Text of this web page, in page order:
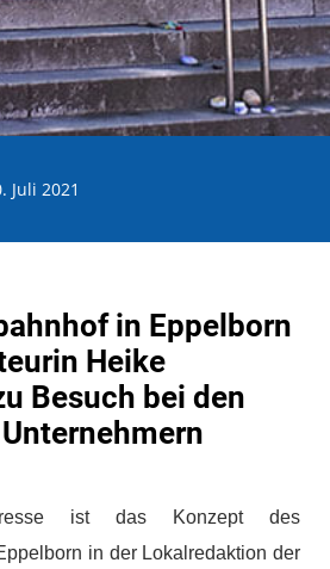
Juli 2021
in Eppelborn
Heike
Besuch bei den
ist das Konzept des
in der Lokalredaktion der